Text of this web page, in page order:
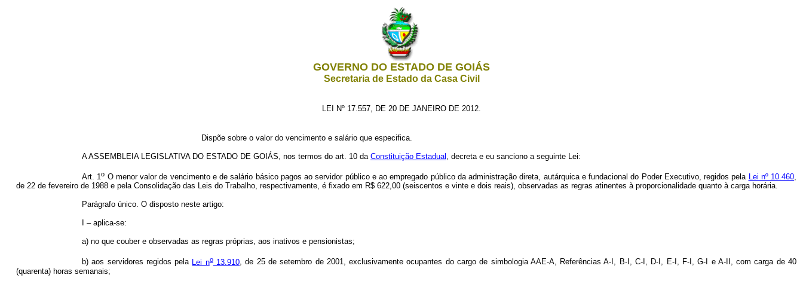
GOVERNO DO ESTADO DE GOIÁS
Secretaria de Estado da Casa Civil
LEI Nº 17.557, DE 20 DE JANEIRO DE 2012.
Dispõe sobre o valor do vencimento e salário que especifica.
A ASSEMBLEIA LEGISLATIVA DO ESTADO DE GOIÁS, nos termos do art. 10 da Constituição Estadual , decreta e eu sanciono a seguinte Lei:
Art. 1o O menor valor de vencimento e de salário básico pagos ao servidor público e ao empregado público da administração direta, autárquica e fundacional do Poder Executivo, regidos pela Lei nº 10.460,
de 22 de fevereiro de 1988 e pela Consolidação das Leis do Trabalho, respectivamente, é fixado em R$ 622,00 (seiscentos e vinte e dois reais), observadas as regras atinentes à proporcionalidade quanto à carga horária.
Parágrafo único. O disposto neste artigo:
I – aplica-se:
a) no que couber e observadas as regras próprias, aos inativos e pensionistas;
b) aos servidores regidos pela Lei no13.910, de 25 de setembro de 2001, exclusivamente ocupantes do cargo de simbologia AAE-A, Referências A-I, B-I, C-I, D-I, E-I, F-I, G-I e A-II, com carga de 40
(quarenta) horas semanais;